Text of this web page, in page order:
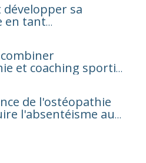
sa
en tant
?
et coaching sportif
?
de l'ostéopathie
l'absentéisme au